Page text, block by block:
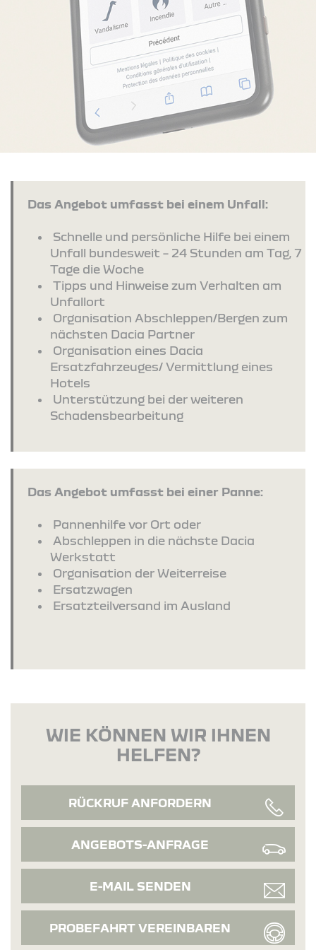
Das Angebot umfasst bei einem Unfall:
Schnelle und persönliche Hilfe bei einem
Unfall bundesweit – 24 Stunden am Tag, 7
Tage die Woche
Tipps und Hinweise zum Verhalten am
Unfallort
Organisation Abschleppen/Bergen zum
nächsten Dacia Partner
Organisation eines Dacia
Ersatzfahrzeuges/ Vermittlung eines
Hotels
Unterstützung bei der weiteren
Schadensbearbeitung
Das Angebot umfasst bei einer Panne:
Pannenhilfe vor Ort oder
Abschleppen in die nächste Dacia
Werkstatt
Organisation der Weiterreise
Ersatzwagen
Ersatzteilversand im Ausland
WIE KÖNNEN WIR IHNEN
HELFEN?
RÜCKRUF ANFORDERN
ANGEBOTS-ANFRAGE
E-MAIL SENDEN
PROBEFAHRT VEREINBAREN